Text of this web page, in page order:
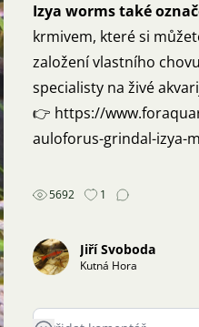
Izya worms také
krmivem, které si
založení vlastního
specialisty na živé
👉 https://
auloforus-grindal-izya-
5692 1
Jiří Svoboda
Kutná Hora